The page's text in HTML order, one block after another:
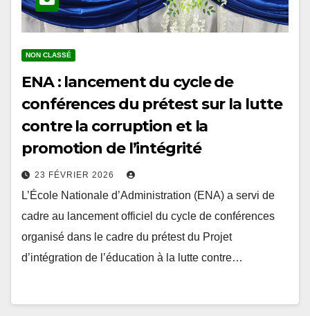
ENA : lancement du cycle de
conférences du prétest sur la lutte
contre la corruption et la
promotion de l’intégrité
L’École Nationale d’Administration (ENA) a servi de
cadre au lancement officiel du cycle de conférences
organisé dans le cadre du prétest du Projet
d’intégration de l’éducation à la lutte contre…